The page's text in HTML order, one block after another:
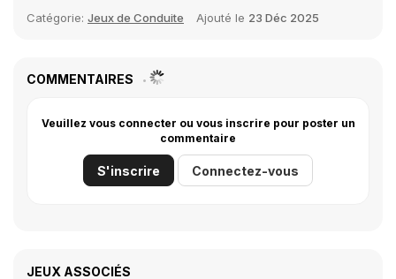
Catégorie: Jeux de Conduite Ajouté le 23 Déc 2025
COMMENTAIRES
Veuillez vous connecter ou vous inscrire pour poster un
commentaire
S'inscrire Connectez-vous
JEUX ASSOCIÉS